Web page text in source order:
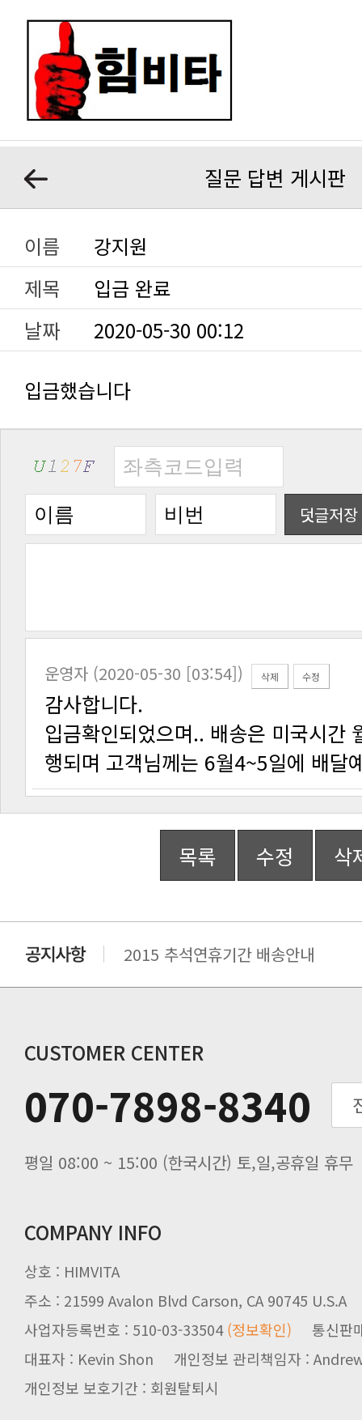
질문 답변 게시판
이름
강지원
제목
입금 완료
날짜
2020-05-30 00:12
입금했습니다
덧글저장
운영자 (2020-05-30 [03:54]) 삭제 수정
감사합니다.
행되며 고객님께는 6월4~5일에 배달
목록 수정 삭
2015 추석연휴기간 배송안내
추수감사절 배송안내
추석기간 배송안내
노동절(9월3일) 배송업무 안내
입금 고객님을 찾습니다.
CUSTOMER CENTER
070-7898-8340
평일 08:00 ~ 15:00 (한국시간) 토,일,공휴일 휴무
COMPANY INFO
상호 : HIMVITA
주소 : 21599 Avalon Blvd Carson, CA 90745 U.S.A
사업자등록번호 : 510-03-33504(정보확인) 통신판
대표자 : Kevin Shon 개인정보 관리책임자 :
개인정보 보호기간 : 회원탈퇴시